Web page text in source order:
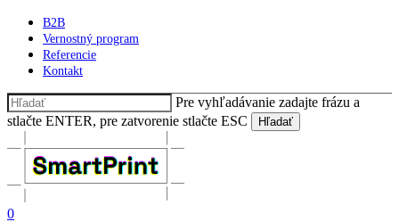
Skip
main
content
B2B
Vernostný program
Referencie
Kontakt
Pre vyhľadávanie zadajte frázu a
stlačte ENTER, pre zatvorenie stlačte ESC
Hľadať
Search
Hľadať
0